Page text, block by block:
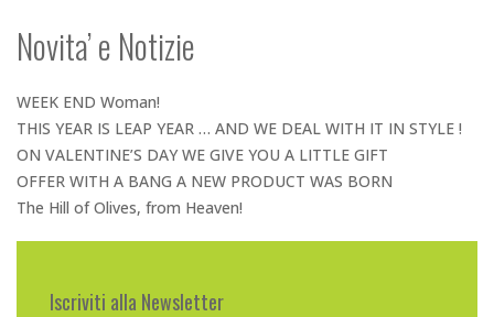
Novita’ e Notizie
WEEK END Woman!
THIS YEAR IS LEAP YEAR … AND WE DEAL WITH IT IN STYLE !
ON VALENTINE’S DAY WE GIVE YOU A LITTLE GIFT
OFFER WITH A BANG A NEW PRODUCT WAS BORN
The Hill of Olives, from Heaven!
Iscriviti alla Newsletter